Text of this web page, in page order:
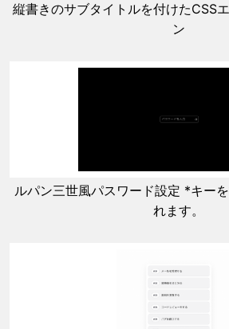
縦書きのサブタイトルを付けたCSS
ン
ルパン三世風パスワード設定 *キー
れます。